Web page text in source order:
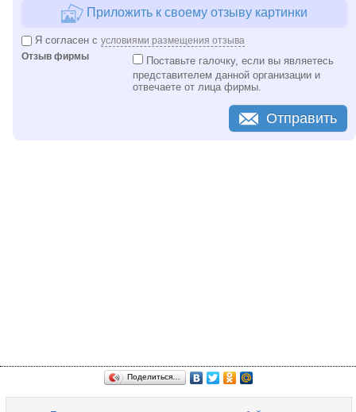
Приложить к своему отзыву картинки
Я согласен с условиями размещения отзыва
Отзыв фирмы
Поставьте галочку, если вы являетесь
представителем данной организации и
отвечаете от лица фирмы.
Отправить
Поделиться…